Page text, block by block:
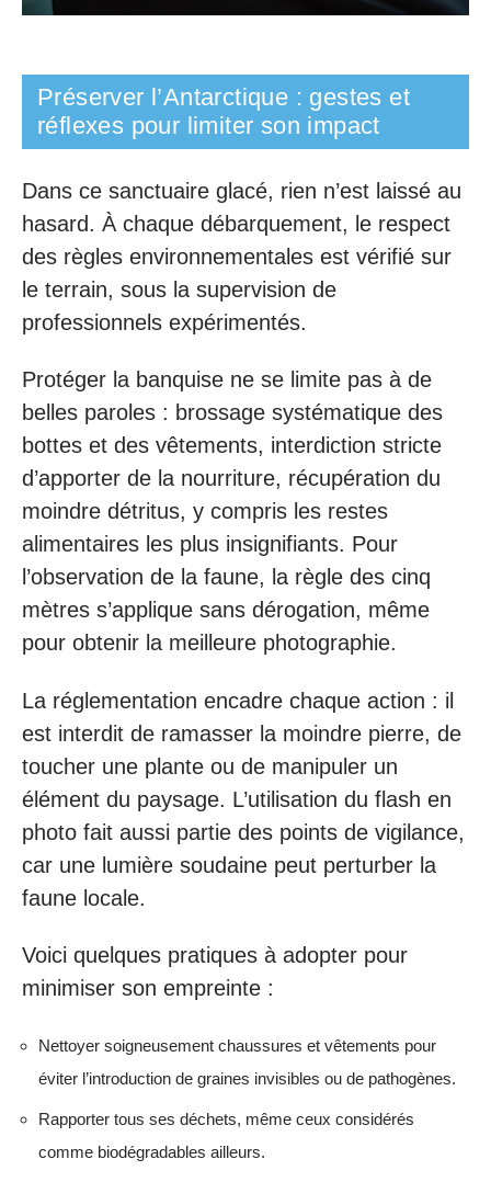
Préserver l’Antarctique : gestes et
réflexes pour limiter son impact
Dans ce sanctuaire glacé, rien n’est laissé au
hasard. À chaque débarquement, le respect
des règles environnementales est vérifié sur
le terrain, sous la supervision de
professionnels expérimentés.
Protéger la banquise ne se limite pas à de
belles paroles : brossage systématique des
bottes et des vêtements, interdiction stricte
d’apporter de la nourriture, récupération du
moindre détritus, y compris les restes
alimentaires les plus insignifiants. Pour
l’observation de la faune, la règle des cinq
mètres s’applique sans dérogation, même
pour obtenir la meilleure photographie.
La réglementation encadre chaque action : il
est interdit de ramasser la moindre pierre, de
toucher une plante ou de manipuler un
élément du paysage. L’utilisation du flash en
photo fait aussi partie des points de vigilance,
car une lumière soudaine peut perturber la
faune locale.
Voici quelques pratiques à adopter pour
minimiser son empreinte :
Nettoyer soigneusement chaussures et vêtements pour
éviter l’introduction de graines invisibles ou de pathogènes.
Rapporter tous ses déchets, même ceux considérés
comme biodégradables ailleurs.